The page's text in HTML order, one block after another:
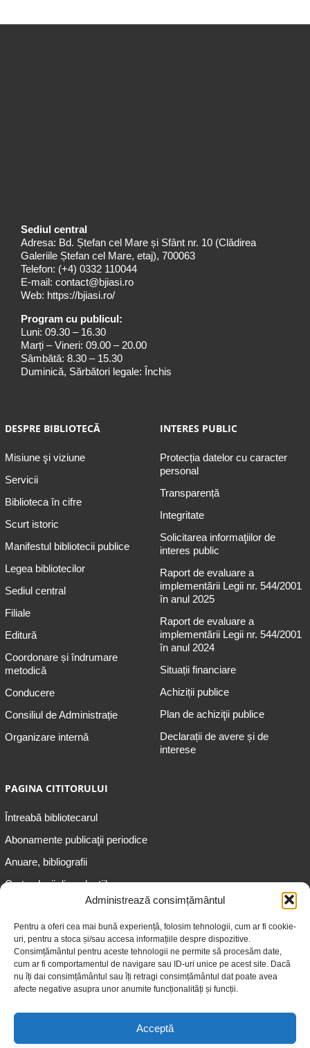
Administrează consimțământul
Pentru a oferi cea mai bună experiență, folosim tehnologii, cum ar fi cookie-
uri, pentru a stoca și/sau accesa informațiile despre dispozitive.
Consimțământul pentru aceste tehnologii ne permite să procesăm date,
cum ar fi comportamentul de navigare sau ID-uri unice pe acest site. Dacă
nu îți dai consimțământul sau îți retragi consimțământul dat poate avea
afecte negative asupra unor anumite funcționalități și funcții.
Acceptă
Sediul central
Adresa: Bd. Ștefan cel Mare și Sfânt nr. 10 (Clădirea
Galeriile Ștefan cel Mare, etaj), 700063
Telefon: (+4) 0332 110044
E-mail: contact@bjiasi.ro
Web: https://bjiasi.ro/
Program cu publicul:
Luni: 09.30 – 16.30
Marți – Vineri: 09.00 – 20.00
Sâmbătă: 8.30 – 15.30
Duminică, Sărbători legale: Închis
DESPRE BIBLIOTECĂ
Misiune şi viziune
Servicii
Biblioteca în cifre
Scurt istoric
Manifestul bibliotecii publice
Legea bibliotecilor
Sediul central
Filiale
Editură
Coordonare și îndrumare
metodică
Conducere
Consiliul de Administrație
Organizare internă
INTERES PUBLIC
Protecția datelor cu caracter
personal
Transparență
Integritate
Solicitarea informaţiilor de
interes public
Raport de evaluare a
implementării Legii nr. 544/2001
în anul 2025
Raport de evaluare a
implementării Legii nr. 544/2001
în anul 2024
Situații financiare
Achiziții publice
Plan de achiziţii publice
Declarații de avere și de
interese
PAGINA CITITORULUI
Întreabă bibliotecarul
Abonamente publicaţii periodice
Anuare, bibliografii
Cartea lunii din colecțiile
Informații pentru adolescenți
Informații pentru adulți
Informații pentru seniori